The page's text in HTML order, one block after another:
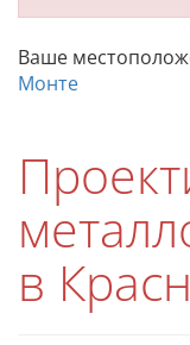
Ваше
Монте
в